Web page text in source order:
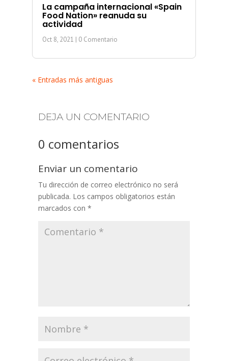
La campaña internacional «Spain
Food Nation» reanuda su
actividad
Oct 8, 2021 | 0 Comentario
« Entradas más antiguas
DEJA UN COMENTARIO
0 comentarios
Enviar un comentario
Tu dirección de correo electrónico no será
publicada. Los campos obligatorios están
marcados con *